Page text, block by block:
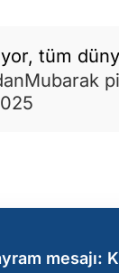
tüm
mesajı: